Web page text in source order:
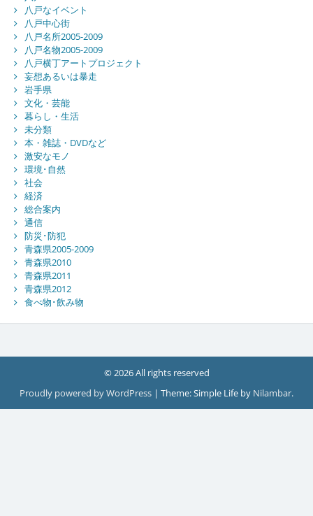
八戸なイベント
八戸中心街
八戸名所2005-2009
八戸名物2005-2009
八戸横丁アートプロジェクト
妄想あるいは暴走
岩手県
文化・芸能
暮らし・生活
未分類
本・雑誌・DVDなど
激安なモノ
環境･自然
社会
経済
総合案内
通信
防災･防犯
青森県2005-2009
青森県2010
青森県2011
青森県2012
食べ物･飲み物
© 2026 All rights reserved
Proudly powered by WordPress | Theme: Simple Life by Nilambar.